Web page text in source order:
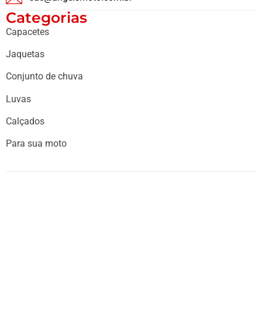
Categorias
Capacetes
Jaquetas
Conjunto de chuva
Luvas
Calçados
Para sua moto